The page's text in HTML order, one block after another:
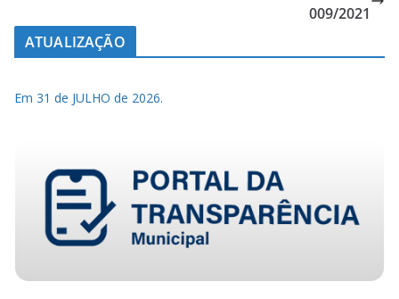
009/2021
ATUALIZAÇÃO
Em 31 de JULHO de 2026.